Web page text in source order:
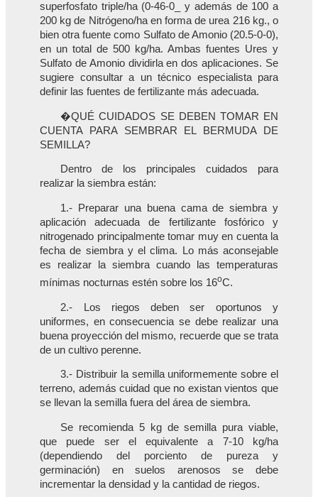
superfosfato triple/ha (0-46-0_ y además de 100 a
200 kg de Nitrógeno/ha en forma de urea 216 kg., o
bien otra fuente como Sulfato de Amonio (20.5-0-0),
en un total de 500 kg/ha. Ambas fuentes Ures y
Sulfato de Amonio dividirla en dos aplicaciones. Se
sugiere consultar a un técnico especialista para
definir las fuentes de fertilizante más adecuada.
�QUÉ CUIDADOS SE DEBEN TOMAR EN
CUENTA PARA SEMBRAR EL BERMUDA DE
SEMILLA?
Dentro de los principales cuidados para
realizar la siembra están:
1.- Preparar una buena cama de siembra y
aplicación adecuada de fertilizante fosfórico y
nitrogenado principalmente tomar muy en cuenta la
fecha de siembra y el clima. Lo más aconsejable
es realizar la siembra cuando las temperaturas
mínimas nocturnas estén sobre los 16oC.
2.- Los riegos deben ser oportunos y
uniformes, en consecuencia se debe realizar una
buena proyección del mismo, recuerde que se trata
de un cultivo perenne.
3.- Distribuir la semilla uniformemente sobre el
terreno, además cuidad que no existan vientos que
se llevan la semilla fuera del área de siembra.
Se recomienda 5 kg de semilla pura viable,
que puede ser el equivalente a 7-10 kg/ha
(dependiendo del porciento de pureza y
germinación) en suelos arenosos se debe
incrementar la densidad y la cantidad de riegos.